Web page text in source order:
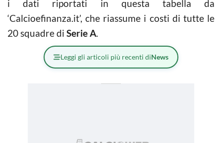
i dati riportati in questa tabella da
‘Calcioefinanza.it’, che riassume i costi di tutte le
20 squadre di SerieA.
Leggi gli articoli più recenti diNews